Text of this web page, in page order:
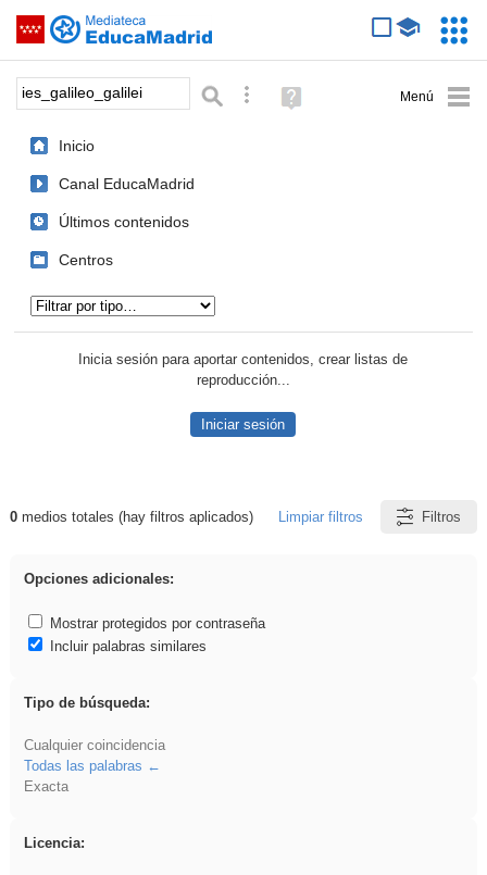
Saltar navegación
Palabra o frase: Búsqueda avanzada
Ayuda
(en
Inicio
Canal EducaMadrid
Últimos contenidos
Centros
Inicia sesión para aportar contenidos, crear listas de
reproducción...
Iniciar sesión
Resultados de: ies_galileo_galilei
0medios totales (hay filtros aplicados) Limpiar filtros Filtros
Opciones adicionales:
Mostrar protegidos por contraseña
Incluir palabras similares
Tipo de búsqueda:
Cualquier coincidencia
Todas las palabras
Exacta
Licencia: